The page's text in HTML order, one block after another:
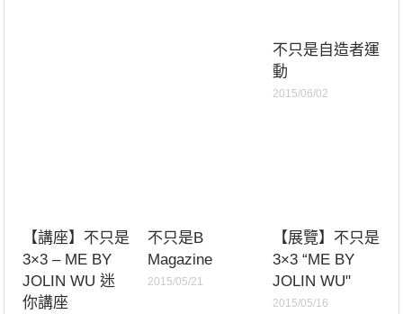
不只是自造者運
動
2015/06/02
【講座】不只是
3×3 – ME BY
JOLIN WU 迷
你講座
不只是B
Magazine
2015/05/21
【展覽】不只是
3×3 “ME BY
JOLIN WU"
2015/05/16